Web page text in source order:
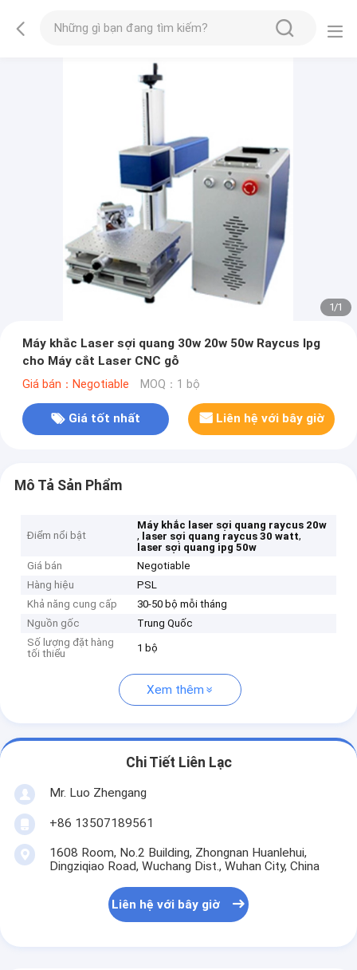
1/1
Máy khắc Laser sợi quang 30w 20w 50w Raycus Ipg
cho Máy cắt Laser CNC gỗ
Giá bán：Negotiable MOQ：1 bộ
Giá tốt nhất Liên hệ với bây giờ
Mô Tả Sản Phẩm
Điểm nổi bật
Máy khắc laser sợi quang raycus 20w
, laser sợi quang raycus 30 watt,
laser sợi quang ipg 50w
Giá bán
Negotiable
Hàng hiệu
PSL
Khả năng cung cấp
30-50 bộ mỗi tháng
Nguồn gốc
Trung Quốc
Số lượng đặt hàng
tối thiểu
1 bộ
Xem thêm
Chi Tiết Liên Lạc
Mr. Luo Zhengang
+86 13507189561
1608 Room, No.2 Building, Zhongnan Huanlehui,
Dingziqiao Road, Wuchang Dist., Wuhan City, China
Liên hệ với bây giờ